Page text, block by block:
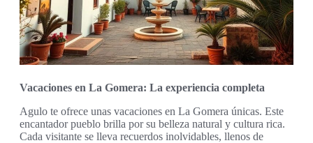
Vacaciones en La Gomera: La experiencia completa
Agulo te ofrece unas vacaciones en La Gomera únicas. Este
encantador pueblo brilla por su belleza natural y cultura rica.
Cada visitante se lleva recuerdos inolvidables, llenos de